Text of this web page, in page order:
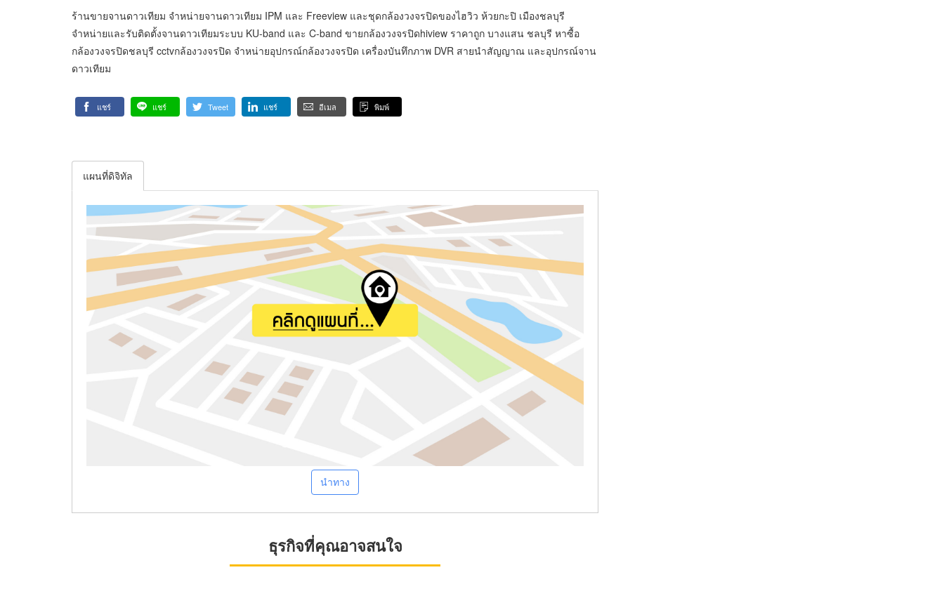
ร้านขายจานดาวเทียม จำหน่ายจานดาวเทียม IPM และ Freeview และชุดกล้องวงจรปิดของไฮวิว ห้วยกะปิ เมืองชลบุรี
จำหน่ายและรับติดตั้งจานดาวเทียมระบบ KU-band และ C-band ขายกล้องวงจรปิดhiview ราคาถูก บางแสน ชลบุรี หาซื้อ
กล้องวงจรปิดชลบุรี cctvกล้องวงจรปิด จำหน่ายอุปกรณ์กล้องวงจรปิด เครื่องบันทึกภาพ DVR สายนำสัญญาณ และอุปกรณ์จาน
ดาวเทียม
แชร์ แชร์ Tweet แชร์ อีเมล พิมพ์
แผนที่ดิจิทัล
นำทาง
ธุรกิจที่คุณอาจสนใจ